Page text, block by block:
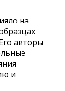
на
авторы
и